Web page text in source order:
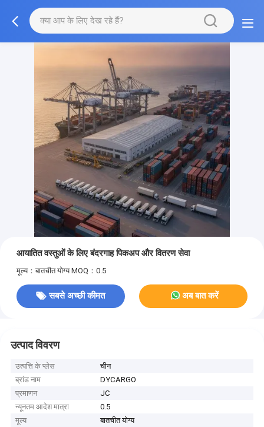
आयातित वस्तुओं के लिए बंदरगाह पिकअप और वितरण सेवा
मूल्य：बातचीत योग्य MOQ：0.5
सबसे अच्छी कीमत अब बात करें
उत्पाद विवरण
उत्पत्ति के प्लेस
चीन
ब्रांड नाम
DYCARGO
प्रमाणन
JC
न्यूनतम आदेश मात्रा
0.5
मूल्य
बातचीत योग्य